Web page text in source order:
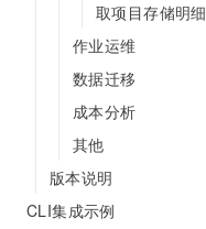
取项目存储明细
作业运维
数据迁移
成本分析
其他
版本说明
CLI集成示例